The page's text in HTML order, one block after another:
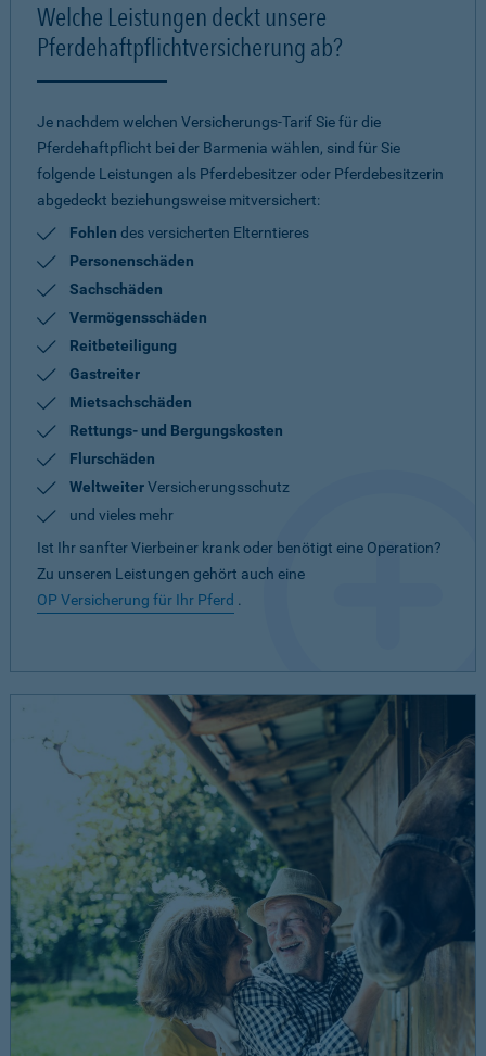
Welche Leistungen deckt unsere
Pferdehaftpflichtversicherung ab?
Je nachdem welchen Versicherungs-Tarif Sie für die
Pferdehaftpflicht bei der Barmenia wählen, sind für Sie
folgende Leistungen als Pferdebesitzer oder Pferdebesitzerin
abgedeckt beziehungsweise mitversichert:
Fohlen des versicherten Elterntieres
Personenschäden
Sachschäden
Vermögensschäden
Reitbeteiligung
Gastreiter
Mietsachschäden
Rettungs- und Bergungskosten
Flurschäden
WeltweiterVersicherungsschutz
und vieles mehr
Ist Ihr sanfter Vierbeiner krank oder benötigt eine Operation?
Zu unseren Leistungen gehört auch eine
OP Versicherung für Ihr Pferd .